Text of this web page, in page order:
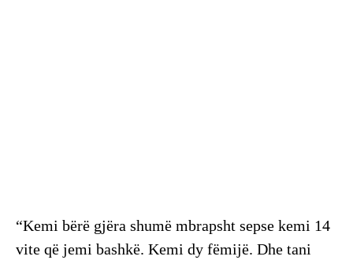
“Kemi bërë gjëra shumë mbrapsht sepse kemi 14
vite që jemi bashkë. Kemi dy fëmijë. Dhe tani